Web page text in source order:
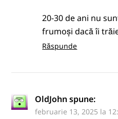
20-30 de ani nu
frumoși dacă îi
Răspunde
OldJohn spune:
februarie 13, 2025 la